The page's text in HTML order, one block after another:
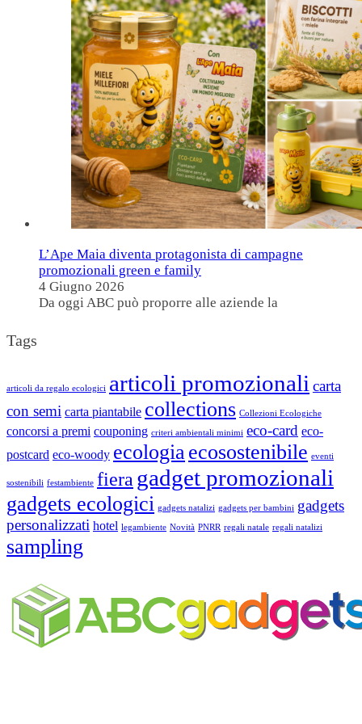
L’Ape Maia diventa protagonista di campagne
promozionali green e family
4 Giugno 2026
Da oggi ABC può proporre alle aziende la
Tags
articoli da regalo ecologici articoli promozionali carta
con semi carta piantabile collections Collezioni Ecologiche
concorsi a premi couponing criteri ambientali minimi eco-card eco-
postcard eco-woody ecologiaecosostenibile eventi
sostenibili festambiente fiera gadget promozionali
gadgets ecologici gadgets natalizi gadgets per bambini gadgets
personalizzati hotel legambiente Novità PNRR regali natale regali natalizi
sampling